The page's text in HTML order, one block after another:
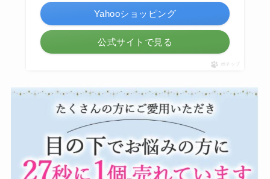
Yahooショッピング
公式サイトで見る
ポチップ